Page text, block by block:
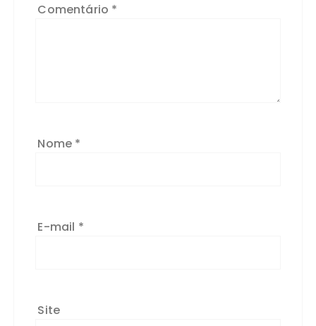
Comentário *
Nome *
E-mail *
Site